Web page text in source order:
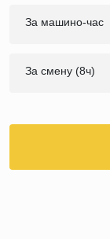
За машино-час
За смену (8ч)